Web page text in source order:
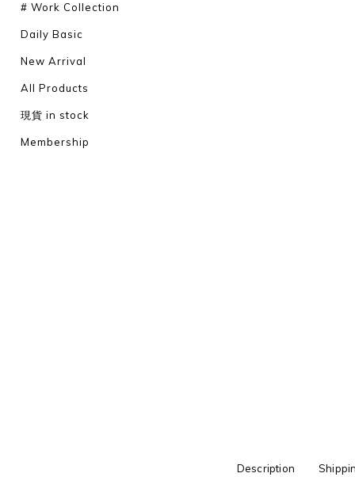
# Work Collection
Daily Basic
New Arrival
All Products
現貨 in stock
Membership
Description